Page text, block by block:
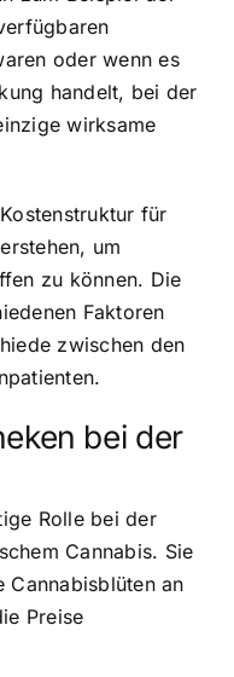
oder wenn es
handelt, bei der
wirksame
für
um
zu können. Die
Faktoren
zwischen den
bei der
Rolle bei der
Cannabis. Sie
an
Preise